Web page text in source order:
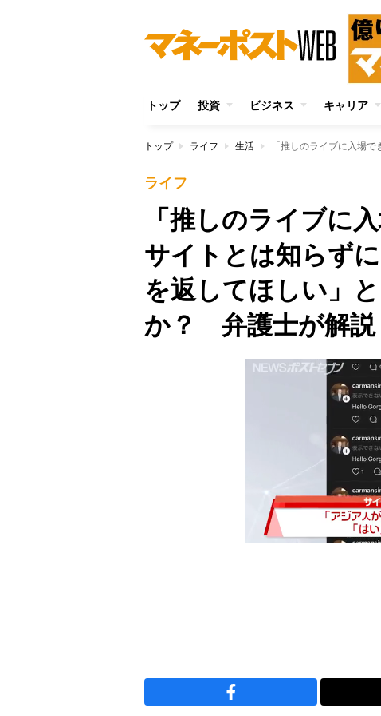
トップ 投資 ビジネス キャリア
トップ ライフ 生活
ライフ
「推しのライブに
サイトとは知らず
を返してほしい」
か？ 弁護士が解説